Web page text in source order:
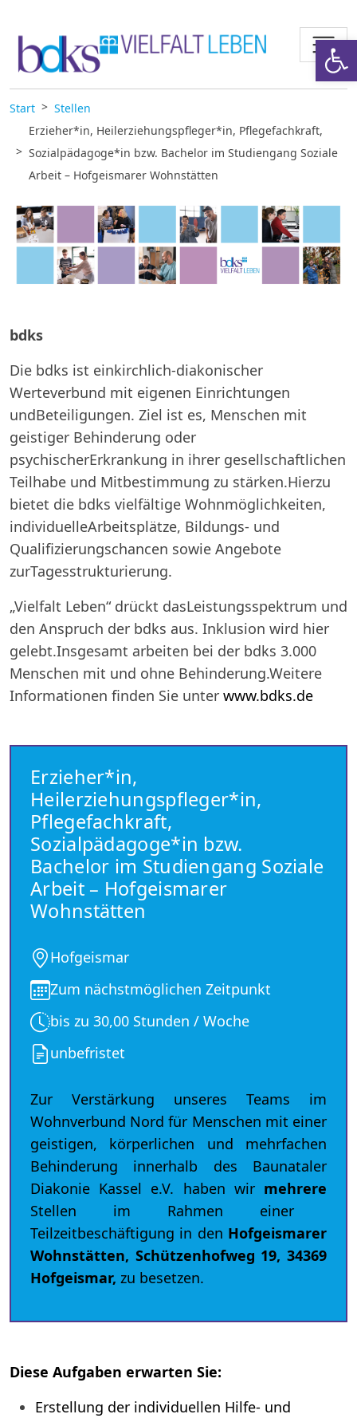
Start
Stellen
Erzieher*in, Heilerziehungspfleger*in, Pflegefachkraft,
Sozialpädagoge*in bzw. Bachelor im Studiengang Soziale
Arbeit – Hofgeismarer Wohnstätten
bdks
Die bdks ist einkirchlich-diakonischer
Werteverbund mit eigenen Einrichtungen
undBeteiligungen. Ziel ist es, Menschen mit
geistiger Behinderung oder
psychischerErkrankung in ihrer gesellschaftlichen
Teilhabe und Mitbestimmung zu stärken.Hierzu
bietet die bdks vielfältige Wohnmöglichkeiten,
individuelleArbeitsplätze, Bildungs- und
Qualifizierungschancen sowie Angebote
zurTagesstrukturierung.
„Vielfalt Leben“ drückt dasLeistungsspektrum und
den Anspruch der bdks aus. Inklusion wird hier
gelebt.Insgesamt arbeiten bei der bdks 3.000
Menschen mit und ohne Behinderung.Weitere
Informationen finden Sie unter www.bdks.de
Erzieher*in,
Heilerziehungspfleger*in,
Pflegefachkraft,
Sozialpädagoge*in bzw.
Bachelor im Studiengang Soziale
Arbeit – Hofgeismarer
Wohnstätten
Hofgeismar
Zum nächstmöglichen Zeitpunkt
bis zu 30,00 Stunden / Woche
unbefristet
Zur Verstärkung unseres Teams im
Wohnverbund Nord für Menschen mit einer
geistigen, körperlichen und mehrfachen
Behinderung innerhalb des Baunataler
Diakonie Kassel e.V. haben wir mehrere
Stellen im Rahmen einer
Teilzeitbeschäftigung in den Hofgeismarer
Wohnstätten, Schützenhofweg 19, 34369
Hofgeismar, zu besetzen.
Diese Aufgaben erwarten Sie:
Erstellung der individuellen Hilfe- und